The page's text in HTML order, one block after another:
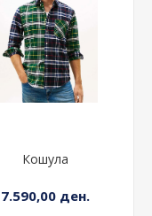
Кошула
7.590,00 ден.